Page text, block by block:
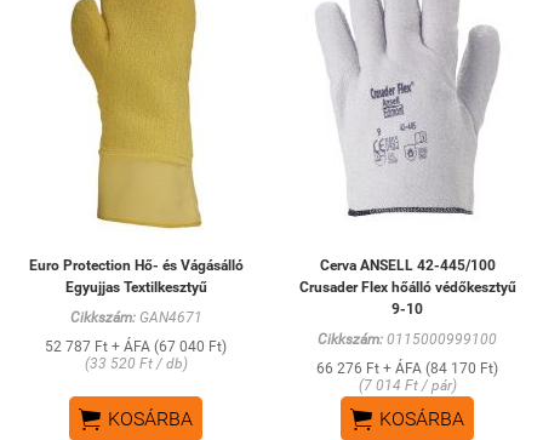
Euro Protection Hő- és Vágásálló
Egyujjas Textilkesztyű
Cikkszám:GAN4671
52 787 Ft + ÁFA (67 040 Ft)
(33 520 Ft / db)
 KOSÁRBA
Cerva ANSELL 42-445/100
Crusader Flex hőálló védőkesztyű
9-10
Cikkszám: 0115000999100
66 276 Ft + ÁFA (84 170 Ft)
(7 014 Ft / pár)
 KOSÁRBA